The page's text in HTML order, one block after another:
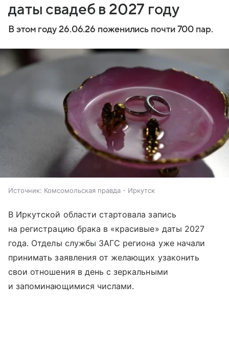
даты свадеб в 2027 году
В этом году 26.06.26 поженились почти 700 пар.
Источник: Комсомольская правда - Иркутск
В Иркутской области стартовала запись
на регистрацию брака в «красивые» даты 2027
года. Отделы службы ЗАГС региона уже начали
принимать заявления от желающих узаконить
свои отношения в день с зеркальными
и запоминающимися числами.